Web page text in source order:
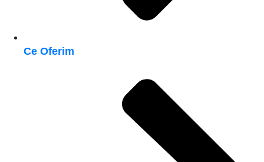
Ce Oferim